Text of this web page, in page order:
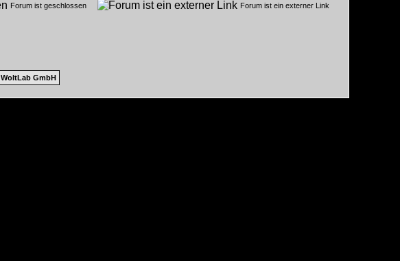
Forum ist geschlossen Forum ist ein externer Link
WoltLab GmbH